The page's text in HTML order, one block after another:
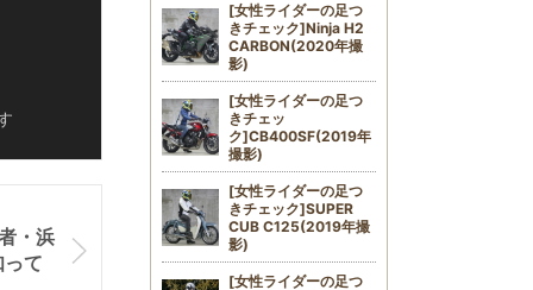
・浜
て
[女性ライダーの足つ
きチェック]Ninja H2
CARBON(2020年撮
影)
[女性ライダーの足つ
きチェッ
ク]CB400SF(2019年
撮影)
[女性ライダーの足つ
きチェック]SUPER
CUB C125(2019年撮
影)
[女性ライダーの足つ